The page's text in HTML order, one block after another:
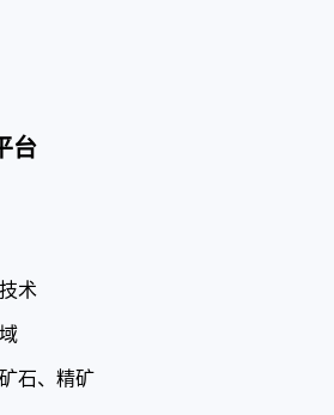
台
术
石、精矿